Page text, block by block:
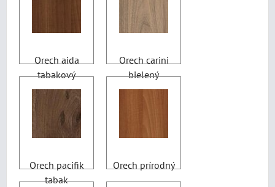
Orech aida
tabakový
Orech carini
bielený
Orech pacifik
tabak
Orech prírodný